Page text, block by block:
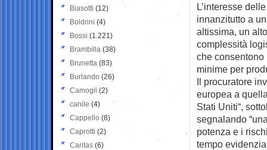
L’interesse
innanzitutto a
altissima, un
complessità
che
minime per
Il procuratore
europea a
Stati Uniti“,
segnalando
potenza e i
tempo
Biasotti (12)
Boldrini (4)
Bossi (1.221)
Brambilla (38)
Brunetta (83)
Burlando (26)
Camogli (2)
canile (4)
Cappello (8)
Caprotti (2)
Caritas (6)